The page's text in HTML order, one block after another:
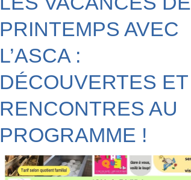
PRINTEMPS AVEC
L’ASCA :
DÉCOUVERTES ET
RENCONTRES AU
PROGRAMME !